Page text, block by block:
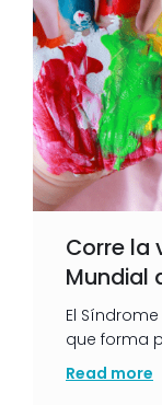
Corre la
Mundial
El
que forma
Read more